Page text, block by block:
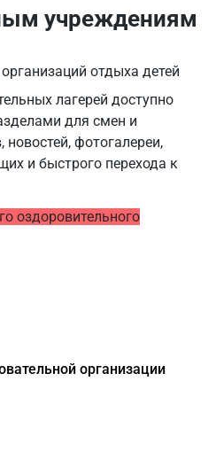
учреждениям
отдыха детей
лагерей доступно
для смен и
фотогалереи,
и быстрого перехода к
оздоровительного
организации